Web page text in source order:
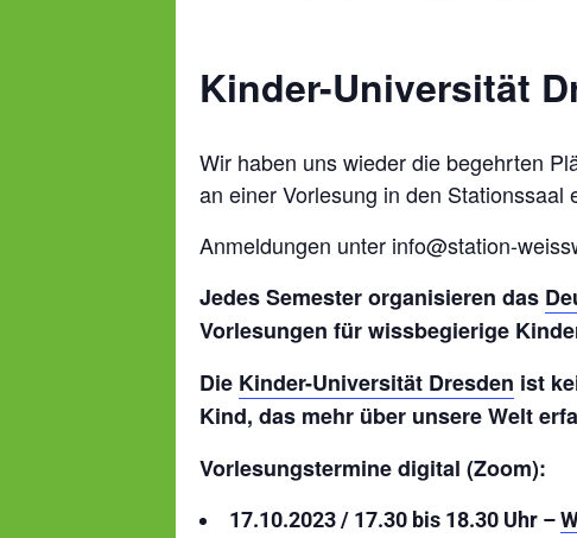
Kinder-Universität
Wir haben uns wieder die begehrten
an einer Vorlesung in den Stationssaal
Anmeldungen unter info@station-
Jedes Semester organisieren das
Vorlesungen für wissbegierige
Die Kinder-Universität Dresden ist
Kind, das mehr über unsere Welt
Vorlesungstermine digital (Zoom):
17.10.2023 / 17.30 bis 18.30 Uhr –